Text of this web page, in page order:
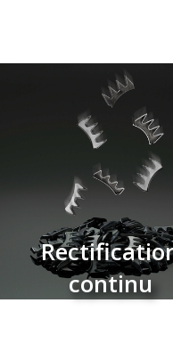
continu
Rectification
continu
La rectification en
adaptée aux grandes
Rectification continu